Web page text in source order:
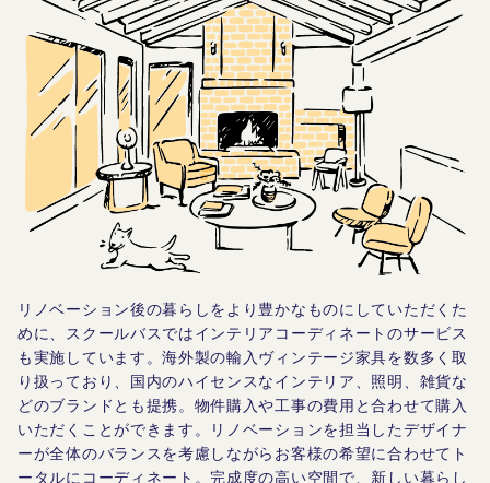
リノベーション後の暮らしをより豊かなものにしていただくた
めに、スクールバスではインテリアコーディネートのサービス
も実施しています。海外製の輸入ヴィンテージ家具を数多く取
り扱っており、国内のハイセンスなインテリア、照明、雑貨な
どのブランドとも提携。物件購入や工事の費用と合わせて購入
いただくことができます。リノベーションを担当したデザイナ
ーが全体のバランスを考慮しながらお客様の希望に合わせてト
ータルにコーディネート。完成度の高い空間で、新しい暮らし